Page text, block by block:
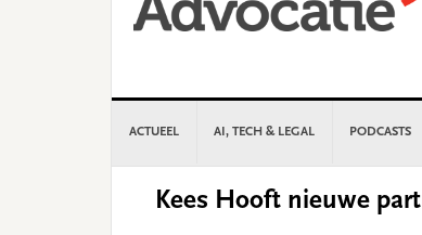
ACTUEEL AI, TECH & LEGAL PODCASTS
Kees Hooft nieuwe